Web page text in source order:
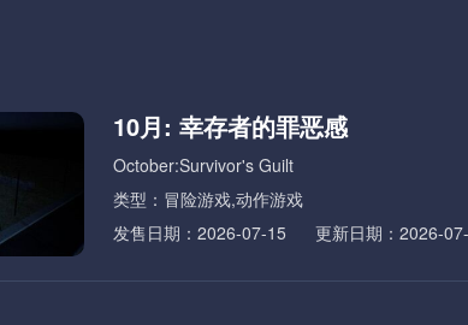
10月: 幸存者的罪恶感
October:Survivor's Guilt
类型：冒险游戏,动作游戏
发售日期：2026-07-15
更新日期：2026-